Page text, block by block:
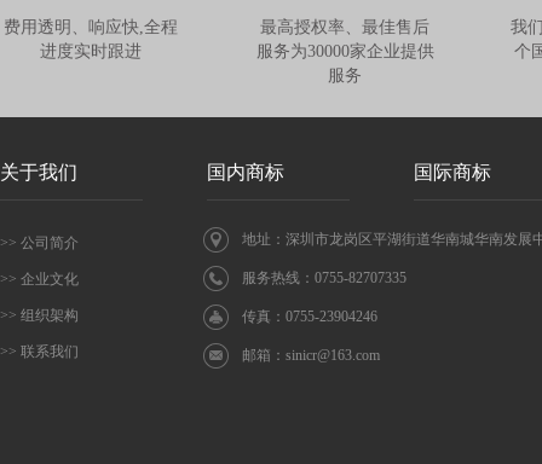
费用透明、响应快,全程
进度实时跟进
最高授权率、最佳售后
服务为30000家企业提供
服务
我
个
关于我们 国内商标 国际商标
>> 公司简介
>> 企业文化
>> 组织架构
>> 联系我们
地址：深圳市龙岗区平湖街道华南城华南发展
服务热线：0755-82707335
传真：0755-23904246
邮箱： sinicr@163.com